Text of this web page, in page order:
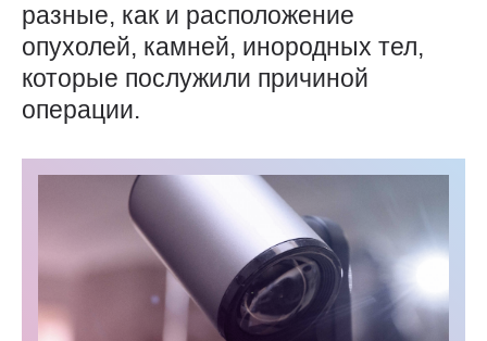
разные, как и расположение
опухолей, камней, инородных тел,
которые послужили причиной
операции.